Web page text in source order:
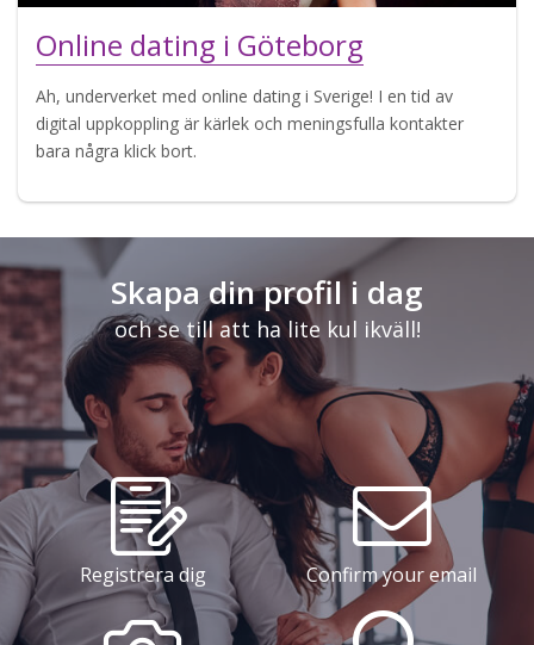
Online dating i Göteborg
Ah, underverket med online dating i Sverige! I en tid av
digital uppkoppling är kärlek och meningsfulla kontakter
bara några klick bort.
Skapa din profil i dag
och se till att ha lite kul ikväll!
Registrera dig Confirm your email